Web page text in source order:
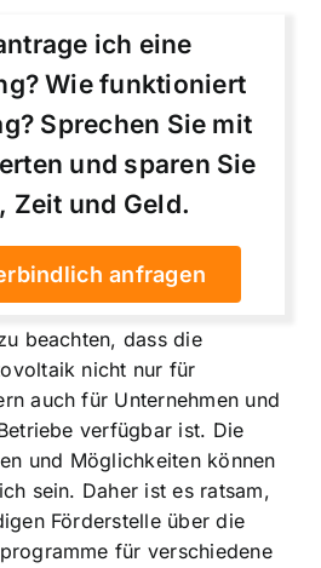
ich eine
Wie funktioniert
Sprechen Sie mit
und sparen Sie
Zeit und Geld.
anfragen
beachten, dass die
nicht nur für
auch für Unternehmen und
verfügbar ist. Die
und Möglichkeiten können
sein. Daher ist es ratsam,
Förderstelle über die
für verschiedene